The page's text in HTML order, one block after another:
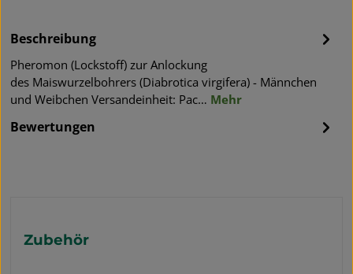
Beschreibung
Pheromon (Lockstoff) zur Anlockung
des Maiswurzelbohrers (Diabrotica virgifera) - Männchen
und Weibchen Versandeinheit: Pac… Mehr
Bewertungen
Produktgalerie überspringen
Zubehör